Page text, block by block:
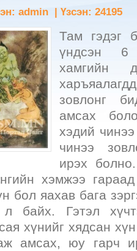
admin | Үзсэн: 24195
Там гэдэг
үндсэн 6
хамгийн
зовлонг
амсах
хэдий
чинээ
ирэх
хэмжээ
бол яахав бага
л байх. Гэтэл
хүнийг хядсан
амсах, юу гарч